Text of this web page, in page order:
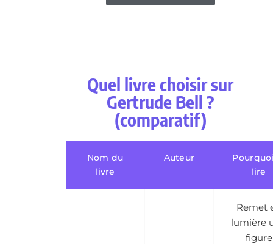
Quel livre choisir sur
Gertrude Bell ?
(comparatif)
Nom du
livre
Auteur
lire
Remet
lumière
figure